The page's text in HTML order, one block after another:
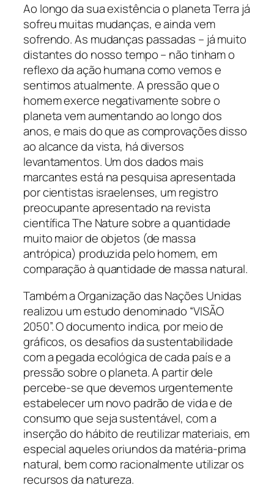
Ao longo da sua existência o planeta Terra já
sofreu muitas mudanças, e ainda vem
sofrendo. As mudanças passadas – já muito
distantes do nosso tempo – não tinham o
reflexo da ação humana como vemos e
sentimos atualmente. A pressão que o
homem exerce negativamente sobre o
planeta vem aumentando ao longo dos
anos, e mais do que as comprovações disso
ao alcance da vista, há diversos
levantamentos. Um dos dados mais
marcantes está na pesquisa apresentada
por cientistas israelenses, um registro
preocupante apresentado na revista
científica The Nature sobre a quantidade
muito maior de objetos (de massa
antrópica) produzida pelo homem, em
comparação à quantidade de massa natural.
Também a Organização das Nações Unidas
realizou um estudo denominado “VISÃO
2050”. O documento indica, por meio de
gráficos, os desafios da sustentabilidade
com a pegada ecológica de cada país e a
pressão sobre o planeta. A partir dele
percebe-se que devemos urgentemente
estabelecer um novo padrão de vida e de
consumo que seja sustentável, com a
inserção do hábito de reutilizar materiais, em
especial aqueles oriundos da matéria-prima
natural, bem como racionalmente utilizar os
recursos da natureza.